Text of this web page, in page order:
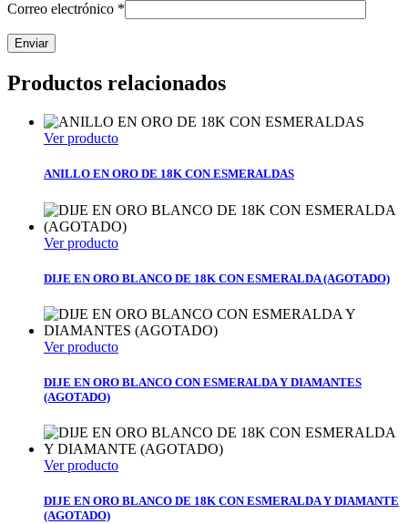
Correo electrónico *
Productos relacionados
Ver producto
ANILLO EN ORO DE 18K CON ESMERALDAS
Ver producto
DIJE EN ORO BLANCO DE 18K CON ESMERALDA (AGOTADO)
Ver producto
DIJE EN ORO BLANCO CON ESMERALDA Y DIAMANTES
(AGOTADO)
Ver producto
DIJE EN ORO BLANCO DE 18K CON ESMERALDA Y DIAMANTE
(AGOTADO)